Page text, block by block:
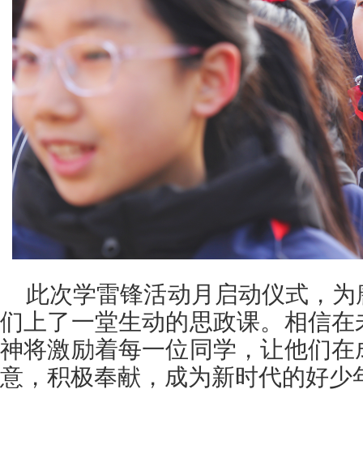
此次学雷锋活动月启动仪式，
们上了一堂生动的思政课。相信
神将激励着每一位同学，让他们
意，积极奉献，成为新时代的好少